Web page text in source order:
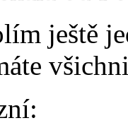
ještě